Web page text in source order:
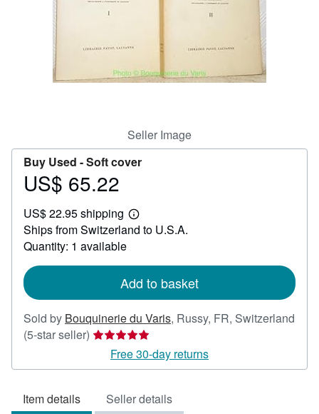
Start Selling
CLOSE
Seller Image
Buy Used -Soft cover
Price
65.22
US$ 65.22
US$ 22.95 shipping
Learn
more
Ships from Switzerland to U.S.A.
Quantity: 1 available
Add to basket
Sold by Bouquinerie du Varis, Russy, FR, Switzerland
(5-star seller) Seller
rating
5
Free 30-day returns
Item details Seller details